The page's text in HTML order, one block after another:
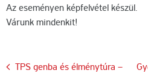
Az eseményen képfelvétel készül.
Várunk mindenkit!
Bejegyzés
TPS genba és élménytúra –